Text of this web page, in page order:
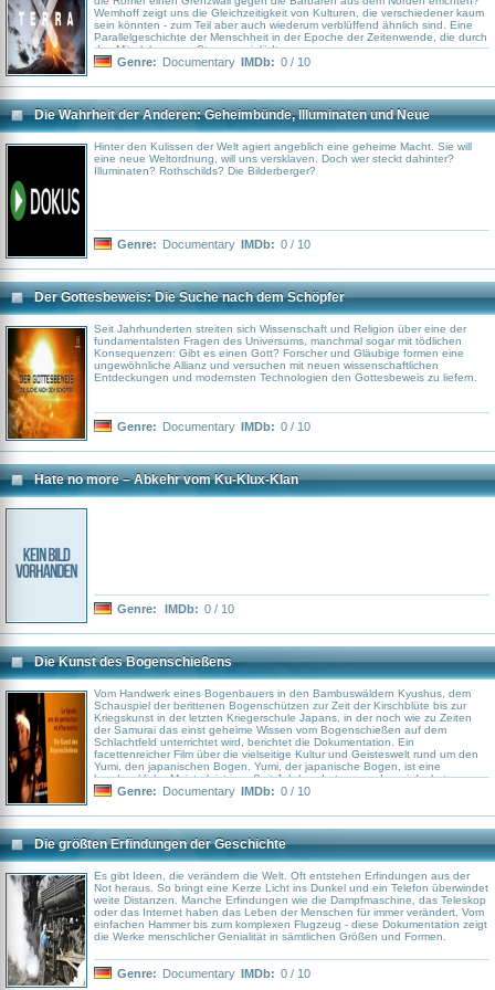
Wemhoff zeigt uns die Gleichzeitigkeit von Kulturen, die verschiedener kaum
sein könnten - zum Teil aber auch wiederum verblüffend ähnlich sind. Eine
Parallelgeschichte der Menschheit in der Epoche der Zeitenwende, die durch
das Miterleben zum Staunen einlädt.
Genre: Documentary IMDb: 0 / 10
Die Wahrheit der Anderen: Geheimbünde, Illuminaten und Neue
WeltordnungHinter den Kulissen der Welt agiert angeblich eine geheime Macht. Sie will
eine neue Weltordnung, will uns versklaven. Doch wer steckt dahinter?
Illuminaten? Rothschilds? Die Bilderberger?
Genre: Documentary IMDb: 0 / 10
Der Gottesbeweis: Die Suche nach dem Schöpfer
Seit Jahrhunderten streiten sich Wissenschaft und Religion über eine der
fundamentalsten Fragen des Universums, manchmal sogar mit tödlichen
Konsequenzen: Gibt es einen Gott? Forscher und Gläubige formen eine
ungewöhnliche Allianz und versuchen mit neuen wissenschaftlichen
Entdeckungen und modernsten Technologien den Gottesbeweis zu liefern.
Genre: Documentary IMDb: 0 / 10
Hate no more – Abkehr vom Ku-Klux-Klan
Genre: IMDb: 0 / 10
Die Kunst des Bogenschießens
Vom Handwerk eines Bogenbauers in den Bambuswäldern Kyushus, dem
Schauspiel der berittenen Bogenschützen zur Zeit der Kirschblüte bis zur
Kriegskunst in der letzten Kriegerschule Japans, in der noch wie zu Zeiten
der Samurai das einst geheime Wissen vom Bogenschießen auf dem
Schlachtfeld unterrichtet wird, berichtet die Dokumentation. Ein
facettenreicher Film über die vielseitige Kultur und Geisteswelt rund um den
Yumi, den japanischen Bogen. Yumi, der japanische Bogen, ist eine
handwerkliche Meisterleistung. Seit Jahrhunderten aus den einfachsten
Materialien gebaut, vereinigen sich in seiner charakteristischen, unregelmigen
schießt so schnell wie dieser. Zudem gleicht kein Bogen dem anderen, jeder
ist ein Original. Der Yumi war der Stolz der Samurai und sein Besitz galt als
Auszeichnung des Elitekriegers. Diese Hochachtung vor den Bogenschützen
hat sich bis heute erhalten. So trainiert Kiyomoto Ogasawara, 33. Nachfahre
eines Samuraigeschlechts, unter der strengen Aufsicht seines Vaters und
Großmeisters, um beim Yabusame, dem Ritual des berittenen
Bogenschießens, die Ehre seines 800 Jahre alten Familiennamens zu
verteidigen. Doch der Yumi gilt nicht nur als Symbol der Elitekrieger
vergangener Jahrhunderte, sondern auch als mystisches Werkzeug, mit dem
noch heute die Gnade der Götter erbeten und die Dämonen aus den
Tempeln vertrieben werden. Inoue, Meister des Kyudo, des japanischen
Frieden. Das Ziel wird als Spiegelbild der Seele beschrieben: Ist der Geist
unruhig oder schwach, wird auch der Schuss leblos. Wer die höchste Stufe
Genre: Documentary IMDb: 0 / 10
Die größten Erfindungen der Geschichte
Es gibt Ideen, die verändern die Welt. Oft entstehen Erfindungen aus der
Not heraus. So bringt eine Kerze Licht ins Dunkel und ein Telefon überwindet
weite Distanzen. Manche Erfindungen wie die Dampfmaschine, das Teleskop
oder das Internet haben das Leben der Menschen für immer verändert. Vom
einfachen Hammer bis zum komplexen Flugzeug - diese Dokumentation zeigt
die Werke menschlicher Genialität in sämtlichen Größen und Formen.
Genre: Documentary IMDb: 0 / 10